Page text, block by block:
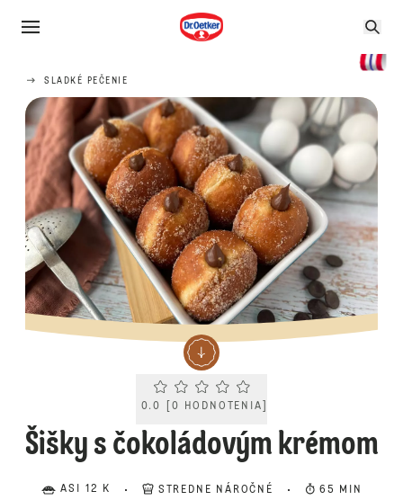
SLADKÉ PEČENIE
Current rating 0.0. Click to rate.
0.0 0 HODNOTENIA
Šišky s čokoládovým krémom
ASI 12 K STREDNE NÁROČNÉ 65 MIN